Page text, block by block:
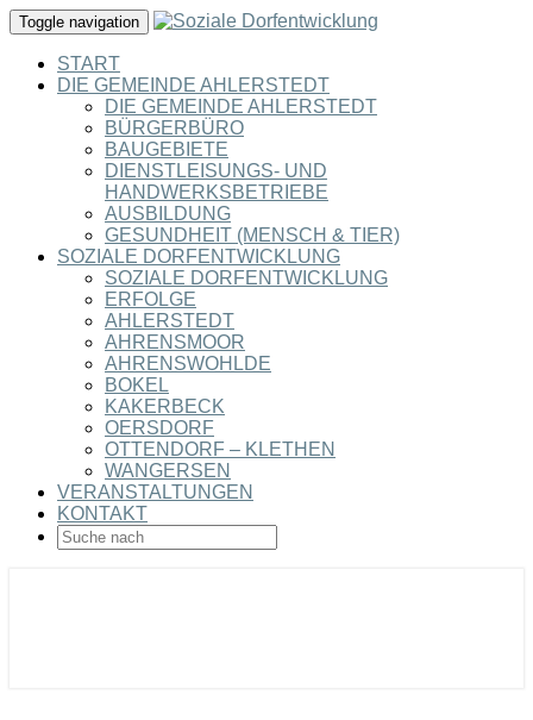
Toggle navigation
START
DIE GEMEINDE AHLERSTEDT
DIE GEMEINDE AHLERSTEDT
BÜRGERBÜRO
BAUGEBIETE
DIENSTLEISUNGS- UND
HANDWERKSBETRIEBE
AUSBILDUNG
GESUNDHEIT (MENSCH & TIER)
SOZIALE DORFENTWICKLUNG
SOZIALE DORFENTWICKLUNG
ERFOLGE
AHLERSTEDT
AHRENSMOOR
AHRENSWOHLDE
BOKEL
KAKERBECK
OERSDORF
OTTENDORF – KLETHEN
WANGERSEN
VERANSTALTUNGEN
KONTAKT
SEARCH
ICON